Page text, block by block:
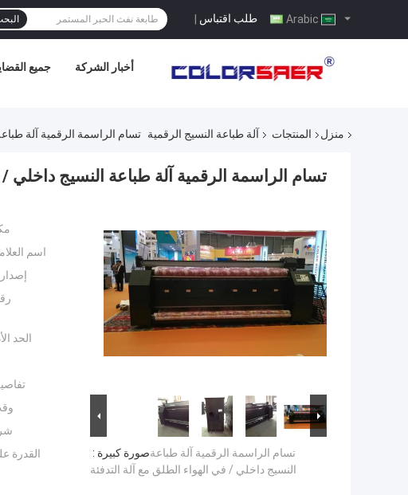
طلب اقتباس |
جميع أخبار الشركة
منزل المنتجات آلة طباعة النسيج الرقمية تسام الراسمة الرقمية آلة
تسام الراسمة الرقمية آلة طباعة النسيج داخلي /
صورة كبيرة :تسام الراسمة الرقمية آلة طباعة
النسيج داخلي / في الهواء الطلق مع آلة التدفئة
اسم
الحد
القدرة